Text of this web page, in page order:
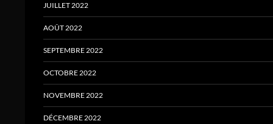
JUILLET 2022
AOÛT 2022
SEPTEMBRE 2022
OCTOBRE 2022
NOVEMBRE 2022
DÉCEMBRE 2022